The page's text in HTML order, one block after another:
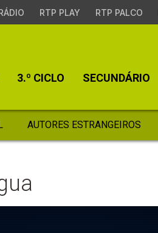
RTP PLAY RTP PALCO
3.º CICLO SECUNDÁRIO
AUTORES ESTRANGEIROS